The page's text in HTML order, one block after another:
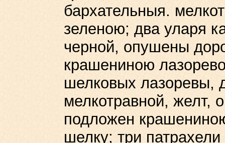
бархательныя.
зеленою; два уларя
черной, опушены
крашениною
шелковых лазоревы,
мелкотравной, желт,
подложен
шелку; три